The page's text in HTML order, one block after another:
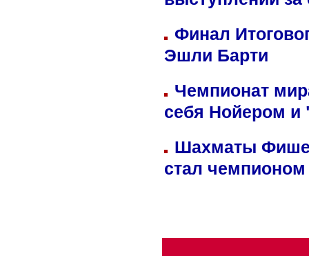
Финал
Эшли Барти
Чемпионат
себя Нойером и
Шахматы
стал